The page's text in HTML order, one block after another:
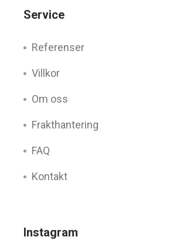
Service
Referenser
Villkor
Om oss
Frakthantering
FAQ
Kontakt
Instagram